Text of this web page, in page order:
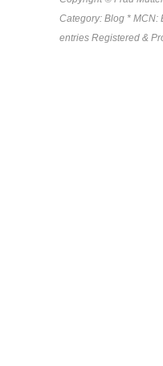
Category: Blog * MCN:
entries Registered &